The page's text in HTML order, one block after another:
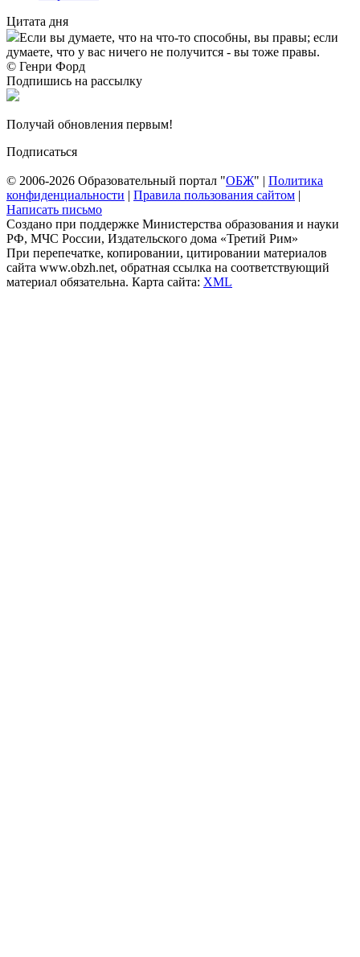
Цитата дня
Если вы думаете, что на что-то способны, вы правы; если
думаете, что у вас ничего не получится - вы тоже правы.
© Генри Форд
Подпишись на рассылку
Получай обновления первым!
Подписаться
© 2006-2026 Образовательный портал "ОБЖ" | Политика
конфиденциальности | Правила пользования сайтом |
Написать письмо
Создано при поддержке Министерства образования и науки
РФ, МЧС России, Издательского дома «Третий Рим»
При перепечатке, копировании, цитировании материалов
сайта www.obzh.net, обратная ссылка на соответствующий
материал обязательна. Карта сайта: XML